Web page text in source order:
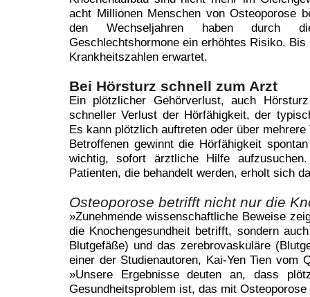
acht Millionen Menschen von Osteoporose
den Wechseljahren haben durch
Geschlechtshormone ein erhöhtes Risiko. Bis
Krankheitszahlen erwartet.
Bei Hörsturz schnell zum Arzt
Ein plötzlicher Gehörverlust, auch
schneller Verlust der Hörfähigkeit, der
Es kann plötzlich auftreten oder über
Betroffenen gewinnt die Hörfähigkeit
wichtig, sofort ärztliche Hilfe
Patienten, die behandelt werden, erholt sich
Osteoporose betrifft nicht nur die
»Zunehmende wissenschaftliche Beweise
die Knochengesundheit betrifft, sondern
Blutgefäße) und das zerebrovaskuläre
einer der Studienautoren, Kai-Yen Tien vom
»Unsere Ergebnisse deuten an, dass
Gesundheitsproblem ist, das mit